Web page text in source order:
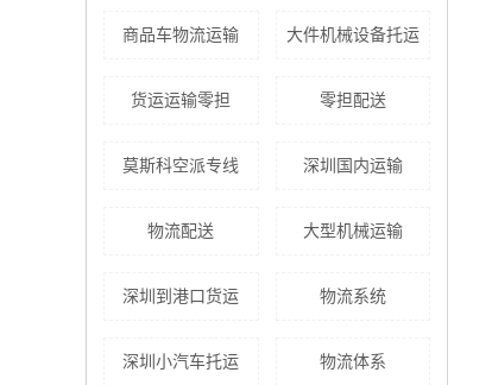
商品车物流运输 大件机械设备托运
货运运输零担 零担配送
莫斯科空派专线 深圳国内运输
物流配送 大型机械运输
深圳到港口货运 物流系统
深圳小汽车托运 物流体系